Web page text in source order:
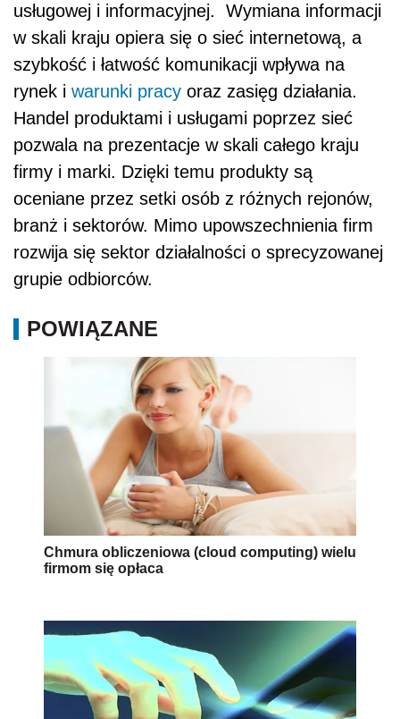
usługowej i informacyjnej. Wymiana informacji
w skali kraju opiera się o sieć internetową, a
szybkość i łatwość komunikacji wpływa na
rynek i warunki pracy oraz zasięg działania.
Handel produktami i usługami poprzez sieć
pozwala na prezentacje w skali całego kraju
firmy i marki. Dzięki temu produkty są
oceniane przez setki osób z różnych rejonów,
branż i sektorów. Mimo upowszechnienia firm
rozwija się sektor działalności o sprecyzowanej
grupie odbiorców.
POWIĄZANE
Chmura obliczeniowa (cloud computing) wielu
firmom się opłaca